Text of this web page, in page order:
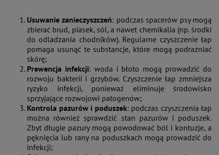
Usuwanie zanieczyszczeń: podczas spacerów psy mogą
zbierać brud, piasek, sól, a nawet chemikalia (np. środki
do odladzania chodników). Regularne czyszczenie łap
pomaga usunąć te substancje, które mogą podrażniać
skórę;
Prewencja infekcji: woda i błoto mogą prowadzić do
rozwoju bakterii i grzybów. Czyszczenie łap zmniejsza
ryzyko infekcji, ponieważ eliminuje środowisko
sprzyjające rozwojowi patogenów;
Kontrola pazurów i poduszek: podczas czyszczenia łap
można również sprawdzić stan pazurów i poduszek.
Zbyt długie pazury mogą powodować ból i kontuzje, a
pęknięcia lub rany na poduszkach mogą prowadzić do
infekcji;